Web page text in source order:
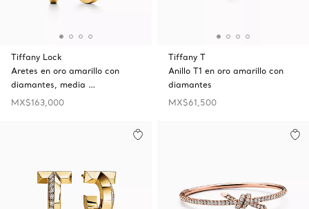
Tiffany Lock
Aretes en oro amarillo con
diamantes, media …
MX$163,000
Tiffany T
Anillo T1 en oro amarillo con
diamantes
MX$61,500